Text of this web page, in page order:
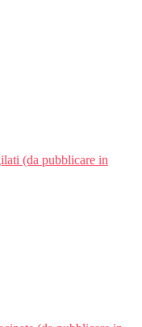
(da pubblicare in